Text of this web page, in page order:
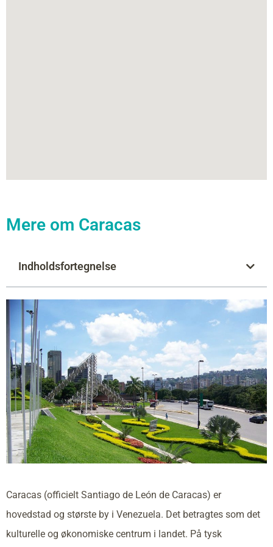
Mere om Caracas
Indholdsfortegnelse
Caracas (officielt Santiago de León de Caracas) er
hovedstad og største by i Venezuela. Det betragtes som det
kulturelle og økonomiske centrum i landet. På tysk